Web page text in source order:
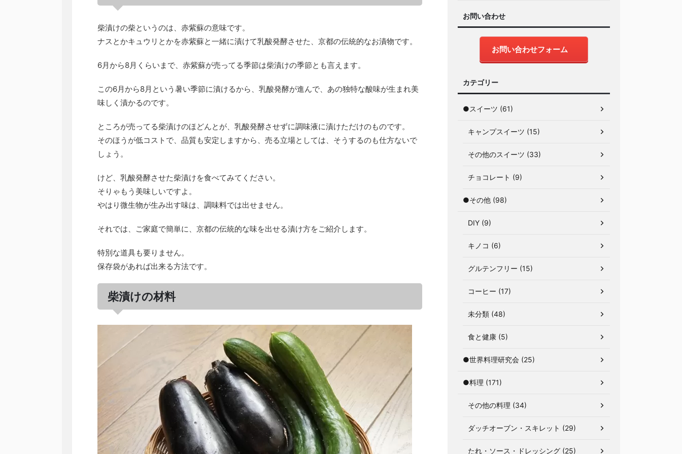
柴漬けの柴というのは、赤紫蘇の意味です。
ナスとかキュウリとかを赤紫蘇と一緒に漬けて乳酸発酵させた、京都の伝統的なお漬物です。
6月から8月くらいまで、赤紫蘇が売ってる季節は柴漬けの季節とも言えます。
この6月から8月という暑い季節に漬けるから、乳酸発酵が進んで、あの独特な酸味が生まれ美
味しく漬かるのです。
ところが売ってる柴漬けのほどんとが、乳酸発酵させずに調味液に漬けただけのものです。
そのほうが低コストで、品質も安定しますから、売る立場としては、そうするのも仕方ないで
しょう。
けど、乳酸発酵させた柴漬けを食べてみてください。
そりゃもう美味しいですよ。
やはり微生物が生み出す味は、調味料では出せません。
それでは、ご家庭で簡単に、京都の伝統的な味を出せる漬け方をご紹介します。
特別な道具も要りません。
保存袋があれば出来る方法です。
柴漬けの材料
お問い合わせ
お問い合わせフォーム
カテゴリー
●スイーツ (61)
キャンプスイーツ (15)
その他のスイーツ (33)
チョコレート (9)
●その他 (98)
DIY (9)
キノコ (6)
グルテンフリー (15)
コーヒー (17)
未分類 (48)
食と健康 (5)
●世界料理研究会 (25)
●料理 (171)
その他の料理 (34)
ダッチオーブン・スキレット (29)
たれ・ソース・ドレッシング (25)